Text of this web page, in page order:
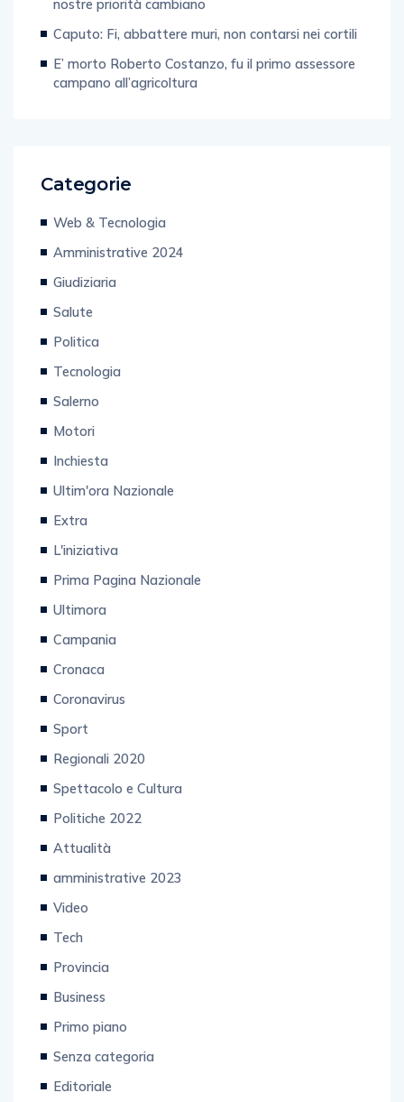
nostre priorità cambiano
Caputo: Fi, abbattere muri, non contarsi nei cortili
E’ morto Roberto Costanzo, fu il primo assessore
campano all’agricoltura
Categorie
Web & Tecnologia
Amministrative 2024
Giudiziaria
Salute
Politica
Tecnologia
Salerno
Motori
Inchiesta
Ultim'ora Nazionale
Extra
L'iniziativa
Prima Pagina Nazionale
Ultimora
Campania
Cronaca
Coronavirus
Sport
Regionali 2020
Spettacolo e Cultura
Politiche 2022
Attualità
amministrative 2023
Video
Tech
Provincia
Business
Primo piano
Senza categoria
Editoriale